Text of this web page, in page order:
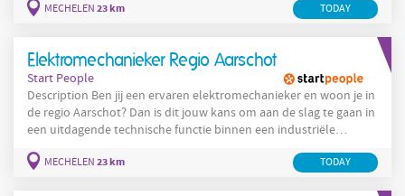
blijven draaien en storingen snel en efficiënt worden opgelost.
MECHELEN 23 km TODAY
Elektromechanieker Regio Aarschot
Start People
Description Ben jij een ervaren elektromechanieker en woon je in
de regio Aarschot? Dan is dit jouw kans om aan de slag te gaan in
een uitdagende technische functie binnen een industriële
blijven draaien en storingen snel en efficiënt worden opgelost.
MECHELEN 23 km TODAY